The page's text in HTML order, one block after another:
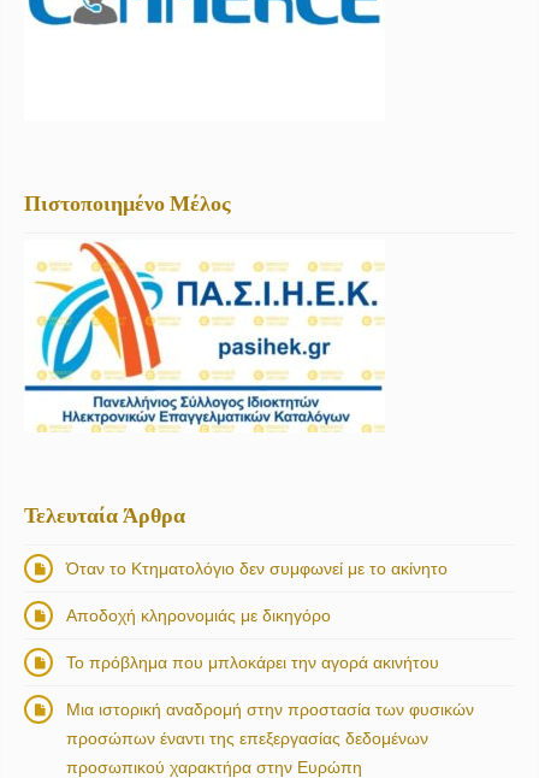
Πιστοποιημένο Μέλος
Τελευταία Άρθρα
Όταν το Κτηματολόγιο δεν συμφωνεί με το ακίνητο
Αποδοχή κληρονομιάς με δικηγόρο
Το πρόβλημα που μπλοκάρει την αγορά ακινήτου
Μια ιστορική αναδρομή στην προστασία των φυσικών
προσώπων έναντι της επεξεργασίας δεδομένων
προσωπικού χαρακτήρα στην Ευρώπη